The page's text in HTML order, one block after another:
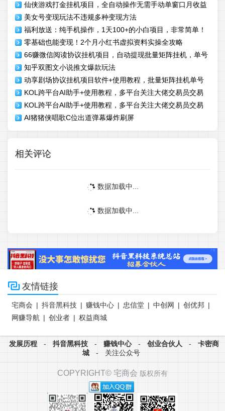
仙侠游戏打金挂机项目，全自动操作无需手动单窗口月收益
150+
美女号变现玩法不违规多种变现方法
福利放送：纯手机操作，1天100+的小白项目，非常简单！
零基础也能变现！2个月小红书虚拟资料实操全攻略
66赚微信阅读协议挂机项目，自动提现批量矩阵挂机，单号
一天5+
知乎双图文小说推文爆款玩法
动享剧场协议挂机项目软件+使用教程，批量矩阵挂机单号
单日8+
KOL跨平台AI助手+使用教程，多平台关注大佬交易员交易
信号，月平均胜率超86%
KOL跨平台AI助手+使用教程，多平台关注大佬交易员交易
信号，月平均胜率超86%
AI猪猪侠唱歌C位出道弹幕爆炸刷屏
相关评论
数据加载中...
数据加载中...
 友情链接
宅商会 | 抖音黑科技 | 赚钱中心 | 忠信堂 | 中创网 | 创优邦 |
网赚导航 | 创业者 | 权益商城
发展历程 - 抖音黑科技 - 赚钱中心 - 创业合伙人 -
卡密商
城
- 关注公众号
COPYRIGHT© 宅商会 版权所有